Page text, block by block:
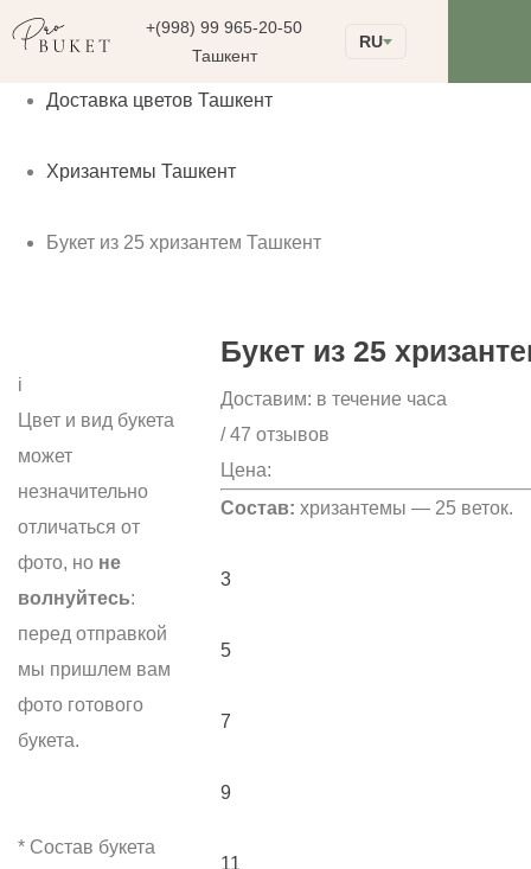
+(998) 99 965-20-50
Ташкент
RU
Доставка цветов Ташкент
Хризантемы Ташкент
Букет из 25 хризантем Ташкент
i
Цвет и вид букета
может
незначительно
отличаться от
фото, но не
волнуйтесь:
перед отправкой
мы пришлем вам
фото готового
букета.
* Состав букета
Букет из 25
Доставим: в течение часа
/ 47 отзывов
Цена:
Состав: хризантемы — 25 веток.
3
5
7
9
11